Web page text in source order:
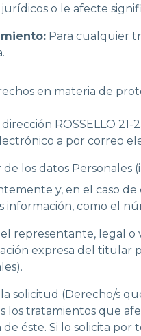
o le afecte
Para cualquier
en materia de
ROSSELLO 21-
a por correo
los datos
y, en el caso
información, como el
representante, legal
expresa del titular
solicitud (Derecho/s
los tratamientos que
éste. Si lo solicita